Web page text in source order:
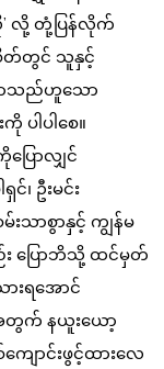
’ လို့ တုံ့ပြန်လိုက်
တ်တွင် သူနှင့်
ာသည်ဟူသော
ါပါစေ။
ပြောလျှင်
၊ ဦးမင်း
းသာစွာနှင့် ကျွန်မ
း ပြောဘိသို့ ထင်မှတ်
းရအောင်
အတွက် နယူးယော့
ောင်းဖွင့်ထားလေ